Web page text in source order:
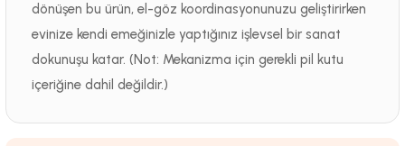
dönüşen bu ürün, el-göz koordinasyonunuzu geliştirirken
evinize kendi emeğinizle yaptığınız işlevsel bir sanat
dokunuşu katar. (Not: Mekanizma için gerekli pil kutu
içeriğine dahil değildir.)